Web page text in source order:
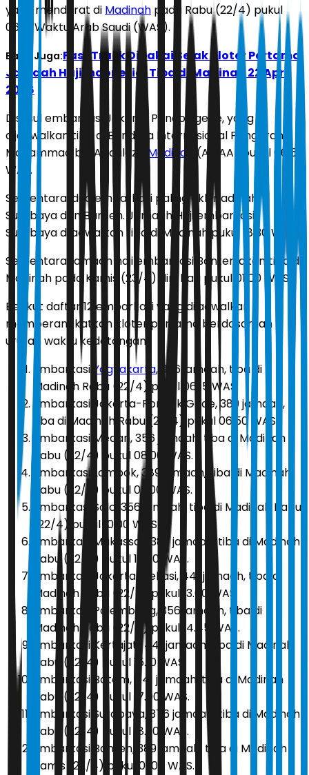
yang mendarat di Madinah pada Rabu (22/4) pukul
06.15 Waktu Arab Saudi (WAS).
Baca Juga:Fast Track Dipakai Sejak Kloter Pertama
Jamaah Haji Indonesia, Tiba di Madinah 22 April
2026
Disusul embarkasi Jakarta Pondok gede, yang
dijadwalkan tiba di Bandara Internasional Pangeran
Mohammad bin Abdulaziz
Madinah
(AMAA) pukul 06.50
WAS.
Sementara, dua embarkasi paling akhir adalah
Surabaya dan Banten. Jamaah Haji embarkasi
Surabaya dijadwalkan tiba di Madinah pukul 18.30 WAS.
Sementara, jamaah haji embarkasi Banten akan tiba di
Madinah pada Kamis (23/4) dini hari pukul 01.00 WAS.
Berikut daftar 12 embarkasi yang dijadwalkan
memberangkatkan kloter pertama berdasarkan
urutan waktu kedatangan:
Embarkasi Yogyakarta, 356 jamaah, tiba di
Madinah Rabu (22/4) pukul 06.15 WAS.
Embarkasi Jakarta-Pondok Gede, 389 jamaah,
tiba di Madinah Rabu (22/4) pukul 06.50 WAS.
Embarkasi Medan, 356 jamaah, tiba di Madinah
Rabu (22/4) pukul 08.00 WAS.
Embarkasi Lombok, 389 jamaah, tiba di Madinah
Rabu (22/4) pukul 09.00 WAS.
Embarkasi Solo, 356 jamaah, tiba di Madinah Rabu
(22/4) pukul 10.00 WAS.
Embarkasi Makassar, 389 jamaah, tiba di Madinah
Rabu (22/4) pukul 12.00 WAS.
Embarkasi Jakarta-Bekasi, 441 jamaah, tiba di
Madinah Rabu (22/4) pukul 13.00 WAS.
Embarkasi Palembang, 356 jamaah, tiba di
Madinah Rabu (22/4) pukul 14.45 WAS.
Embarkasi Kertajati, 441 jamaah, tiba di Madinah
Rabu (22/4) pukul 15.10 WAS.
Embarkasi Batam, 441 jamaah, tiba di Madinah
Rabu (22/4) pukul 17.00 WAS.
Embarkasi Surabaya, 376 jamaah, tiba di Madinah
Rabu (22/4) pukul 18.30 WAS.
Embarkasi Banten, 389 jamaah, tiba di Madinah
Kamis (22/4) pukul 01.00 WAS.